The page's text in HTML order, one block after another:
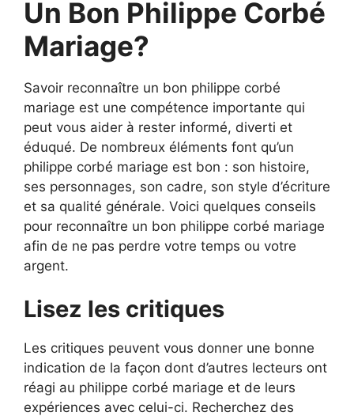
Un Bon Philippe Corbé
Mariage?
Savoir reconnaître un bon philippe corbé
mariage est une compétence importante qui
peut vous aider à rester informé, diverti et
éduqué. De nombreux éléments font qu’un
philippe corbé mariage est bon : son histoire,
ses personnages, son cadre, son style d’écriture
et sa qualité générale. Voici quelques conseils
pour reconnaître un bon philippe corbé mariage
afin de ne pas perdre votre temps ou votre
argent.
Lisez les critiques
Les critiques peuvent vous donner une bonne
indication de la façon dont d’autres lecteurs ont
réagi au philippe corbé mariage et de leurs
expériences avec celui-ci. Recherchez des